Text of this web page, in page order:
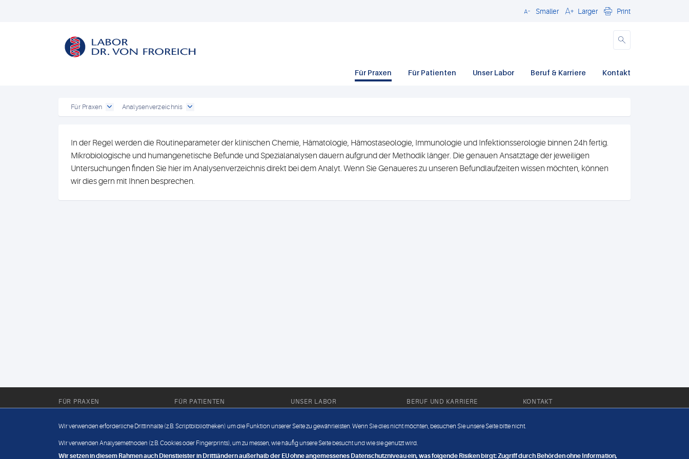
CloseSmaller Larger Print
Für Praxen Für Patienten Unser Labor Beruf & Karriere Kontakt
Für Praxen Analysenverzeichnis
In der Regel werden die Routineparameter der klinischen Chemie, Hämatologie, Hämostaseologie, Immunologie und Infektionsserologie binnen 24h fertig.
Mikrobiologische und humangenetische Befunde und Spezialanalysen dauern aufgrund der Methodik länger. Die genauen Ansatztage der jeweiligen
Untersuchungen finden Sie hier im Analysenverzeichnis direkt bei dem Analyt. Wenn Sie Genaueres zu unseren Befundlaufzeiten wissen möchten, können
wir dies gern mit Ihnen besprechen.
FÜR PRAXEN FÜR PATIENTEN UNSER LABOR
Außendienst
BERUF UND KARRIERE
Jobangebote
KONTAKT
Datenschutz
Wir verwenden erforderliche Drittinhalte (z.B. Scriptbibliotheken) um die Funktion unserer Seite zu gewährleisten. Wenn Sie dies nicht möchten, besuchen Sie unsere Seite bitte nicht.
Wir verwenden Analysemethoden (z.B. Cookies oder Fingerprints), um zu messen, wie häufig unsere Seite besucht und wie sie genutzt wird.
Wir setzen in diesem Rahmen auch Dienstleister in Drittländern außerhalb der EU ohne angemessenes Datenschutzniveau ein, was folgende Risiken birgt: Zugriff durch Behörden ohne Information,